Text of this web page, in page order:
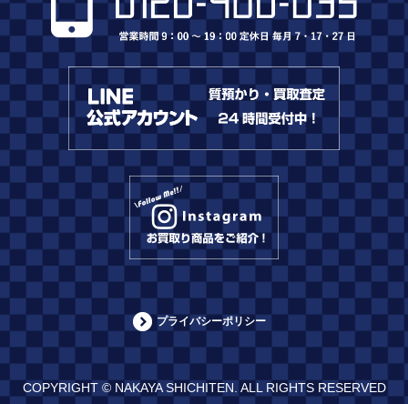
プライバシーポリシー
COPYRIGHT © NAKAYA SHICHITEN. ALL RIGHTS RESERVED